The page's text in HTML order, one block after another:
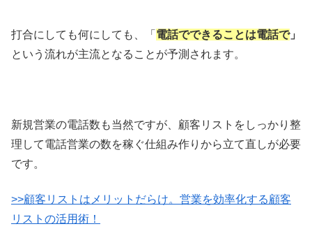
打合にしても何にしても、「 電話でできることは電話で」
という流れが主流となることが予測されます。
新規営業の電話数も当然ですが、顧客リストをしっかり整
理して電話営業の数を稼ぐ仕組み作りから立て直しが必要
です。
>>顧客リストはメリットだらけ。営業を効率化する顧客
リストの活用術！